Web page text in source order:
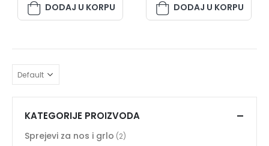
DODAJ U KORPU DODAJ U KORPU
KATEGORIJE PROIZVODA
Sprejevi za nos i grlo (2)